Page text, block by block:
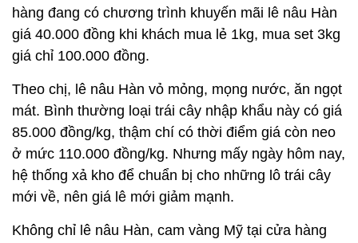
hàng đang có chương trình khuyến mãi lê nâu Hàn
giá 40.000 đồng khi khách mua lẻ 1kg, mua set 3kg
giá chỉ 100.000 đồng.
Theo chị, lê nâu Hàn vỏ mỏng, mọng nước, ăn ngọt
mát. Bình thường loại trái cây nhập khẩu này có giá
85.000 đồng/kg, thậm chí có thời điểm giá còn neo
ở mức 110.000 đồng/kg. Nhưng mấy ngày hôm nay,
hệ thống xả kho để chuẩn bị cho những lô trái cây
mới về, nên giá lê mới giảm mạnh.
Không chỉ lê nâu Hàn, cam vàng Mỹ tại cửa hàng